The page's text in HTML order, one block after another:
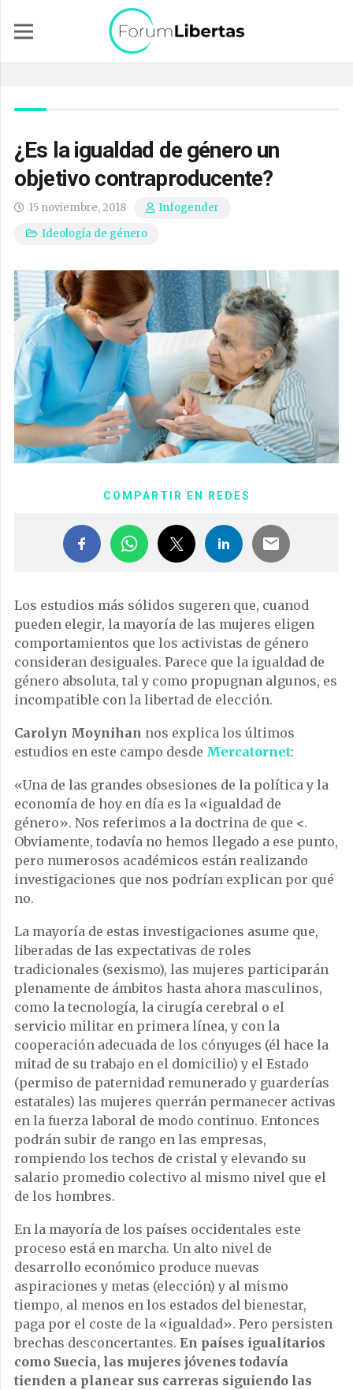
¿Es la igualdad de género un
objetivo contraproducente?
15 noviembre, 2018
Infogender
Ideología de género
COMPARTIR EN REDES
Los estudios más sólidos sugeren que, cuanod
pueden elegir, la mayoría de las mujeres eligen
comportamientos que los activistas de género
consideran desiguales. Parece que la igualdad de
género absoluta, tal y como propugnan algunos, es
incompatible con la libertad de elección.
Carolyn Moynihan nos explica los últimos
estudios en este campo desde Mercatornet:
«Una de las grandes obsesiones de la política y la
economía de hoy en día es la «igualdad de
género». Nos referimos a la doctrina de que <.
Obviamente, todavía no hemos llegado a ese punto,
pero numerosos académicos están realizando
investigaciones que nos podrían explican por qué
no.
La mayoría de estas investigaciones asume que,
liberadas de las expectativas de roles
tradicionales (sexismo), las mujeres participarán
plenamente de ámbitos hasta ahora masculinos,
como la tecnología, la cirugía cerebral o el
servicio militar en primera línea, y con la
cooperación adecuada de los cónyuges (él hace la
mitad de su trabajo en el domicilio) y el Estado
(permiso de paternidad remunerado y guarderías
estatales) las mujeres querrán permanecer activas
en la fuerza laboral de modo continuo. Entonces
podrán subir de rango en las empresas,
rompiendo los techos de cristal y elevando su
salario promedio colectivo al mismo nivel que el
de los hombres.
En la mayoría de los países occidentales este
proceso está en marcha. Un alto nivel de
desarrollo económico produce nuevas
aspiraciones y metas (elección) y al mismo
tiempo, al menos en los estados del bienestar,
paga por el coste de la «igualdad». Pero persisten
brechas desconcertantes. En países igualitarios
como Suecia, las mujeres jóvenes todavía
tienden a planear sus carreras siguiendo las